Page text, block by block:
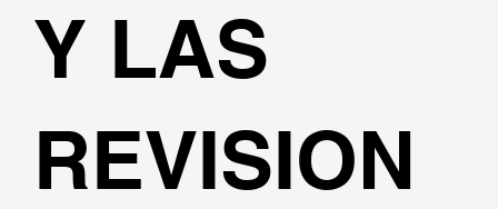
Y LAS
REVISION